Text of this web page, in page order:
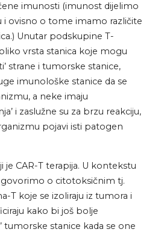
imunosti (imunost dijelimo
i ovisno o tome imamo različite
Unutar podskupine T-
vrsta stanica koje mogu
strane i tumorske stanice,
imunološke stanice da se
a neke imaju
i zaslužne su za brzu reakciju,
pojavi isti patogen
je CAR-T terapija. U kontekstu
govorimo o citotoksičnim tj.
T koje se izoliraju iz tumora i
kako bi još bolje
tumorske stanice kada se one